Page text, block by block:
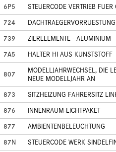
6P5
STEUERCODE VERTRIEB
724
DACHTRAEGERVORRUESTUNG
739
ZIERELEMENTE - ALUMINIUM
7A5
HALTER HI AUS KUNSTSTOFF
807
MODELLJAHRWECHSEL, DIE
NEUE MODELLJAHR AN
873
SITZHEIZUNG FAHRERSITZ
876
INNENRAUM-LICHTPAKET
877
AMBIENTENBELEUCHTUNG
87N
STEUERCODE WERK